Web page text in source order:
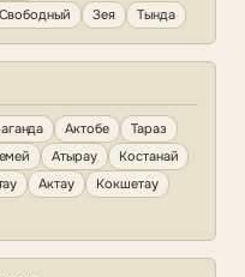
Свободный Зея Тында
Актобе
Тараз
Атырау
Костанай
Актау
Кокшетау